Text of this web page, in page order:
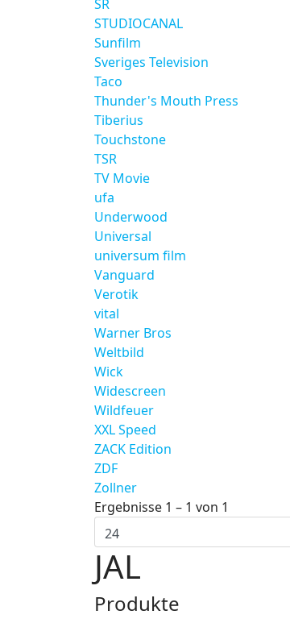
SR
STUDIOCANAL
Sunfilm
Sveriges Television
Taco
Thunder's Mouth Press
Tiberius
Touchstone
TSR
TV Movie
ufa
Underwood
Universal
universum film
Vanguard
Verotik
vital
Warner Bros
Weltbild
Wick
Widescreen
Wildfeuer
XXL Speed
ZACK Edition
ZDF
Zollner
Ergebnisse 1 – 1 von 1
JAL
Produkte